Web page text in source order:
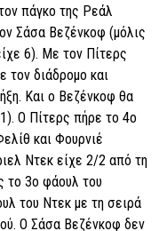
πάγκο της Ρεάλ
Σάσα Βεζένκοφ (μόλις
6). Με τον Πίτερς
τον διάδρομο και
Και ο Βεζένκοφ θα
Ο Πίτερς πήρε το 4ο
και Φουρνιέ
Ντεκ είχε 2/2 από τη
το 3ο φάουλ του
του Ντεκ με τη σειρά
Ο Σάσα Βεζένκοφ δεν